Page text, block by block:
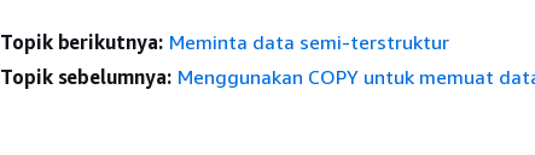
Topik berikutnya: Meminta data semi-terstruktur
Topik sebelumnya: Menggunakan COPY untuk memuat